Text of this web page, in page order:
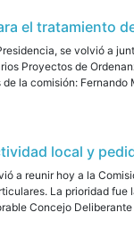
el tratamiento
se volvió a
Proyectos de
la comisión:
local y
a reunir hoy a la
La prioridad
Concejo